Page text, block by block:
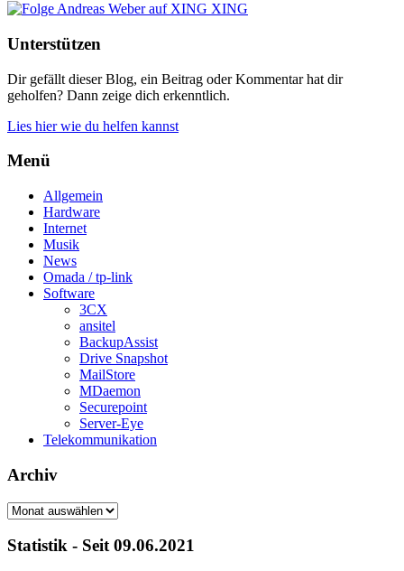
XING
Unterstützen
Dir gefällt dieser Blog, ein Beitrag oder Kommentar hat dir
geholfen? Dann zeige dich erkenntlich.
Lies hier wie du helfen kannst
Menü
Allgemein
Hardware
Internet
Musik
News
Omada / tp-link
Software
3CX
ansitel
BackupAssist
Drive Snapshot
MailStore
MDaemon
Securepoint
Server-Eye
Telekommunikation
Archiv
Archiv
Statistik - Seit 09.06.2021